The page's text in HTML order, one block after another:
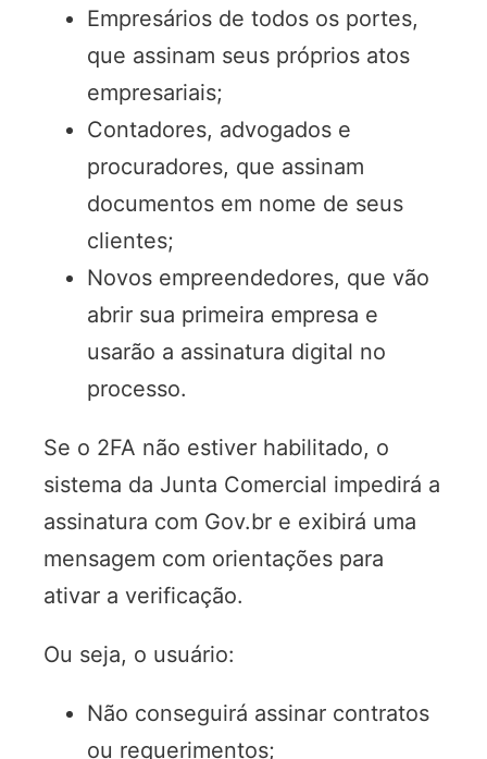
Empresários de todos os portes,
que assinam seus próprios atos
empresariais;
Contadores, advogados e
procuradores, que assinam
documentos em nome de seus
clientes;
Novos empreendedores, que vão
abrir sua primeira empresa e
usarão a assinatura digital no
processo.
Se o 2FA não estiver habilitado, o
sistema da Junta Comercial impedirá a
assinatura com Gov.br e exibirá uma
mensagem com orientações para
ativar a verificação.
Ou seja, o usuário:
Não conseguirá assinar contratos
ou requerimentos;